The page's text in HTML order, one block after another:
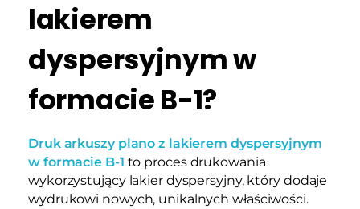
lakierem
dyspersyjnym w
formacie B-1?
Druk arkuszy plano z lakierem dyspersyjnym
w formacie B-1 to proces drukowania
wykorzystujący lakier dyspersyjny, który dodaje
wydrukowi nowych, unikalnych właściwości.